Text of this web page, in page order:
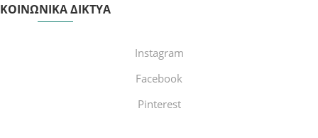
ΚΟΙΝΩΝΙΚΑ ΔΙΚΤΥΑ
Instagram
Facebook
Pinterest